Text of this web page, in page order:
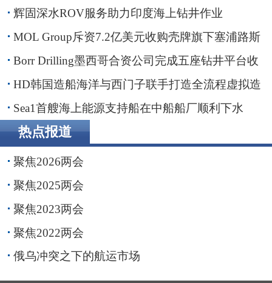
辉固深水ROV服务助力印度海上钻井作业
MOL Group斥资7.2亿美元收购壳牌旗下塞浦路斯
子公司
Borr Drilling墨西哥合资公司完成五座钻井平台收
购，交易额2.87亿美元
HD韩国造船海洋与西门子联手打造全流程虚拟造
船平台
Sea1首艘海上能源支持船在中船船厂顺利下水
热点报道
聚焦2026两会
聚焦2025两会
聚焦2023两会
聚焦2022两会
俄乌冲突之下的航运市场